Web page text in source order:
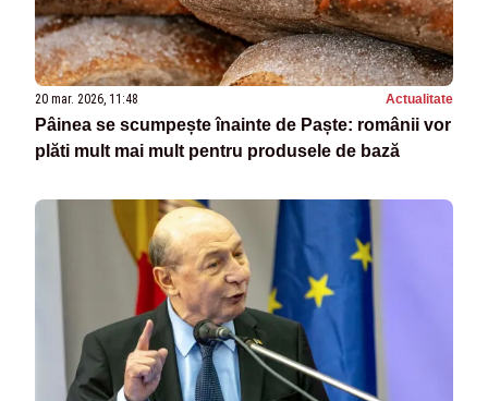
20 mar. 2026, 11:48 Actualitate
Pâinea se scumpește înainte de Paște: românii vor
plăti mult mai mult pentru produsele de bază